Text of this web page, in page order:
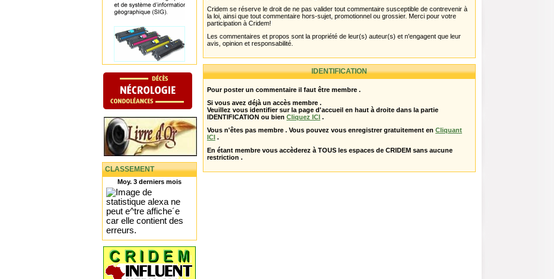
CLASSEMENT
Moy. 3 derniers mois
Cridem se réserve le droit de ne pas valider tout commentaire susceptible de contrevenir à
la loi, ainsi que tout commentaire hors-sujet, promotionnel ou grossier. Merci pour votre
participation à Cridem!
Les commentaires et propos sont la propriété de leur(s) auteur(s) et n'engagent que leur
avis, opinion et responsabilité.
IDENTIFICATION
Pour poster un commentaire il faut être membre .
Si vous avez déjà un accès membre .
Veuillez vous identifier sur la page d'accueil en haut à droite dans la partie
IDENTIFICATION ou bien Cliquez ICI .
Vous n'êtes pas membre . Vous pouvez vous enregistrer gratuitement en Cliquant
ICI .
En étant membre vous accèderez à TOUS les espaces de CRIDEM sans aucune
restriction .